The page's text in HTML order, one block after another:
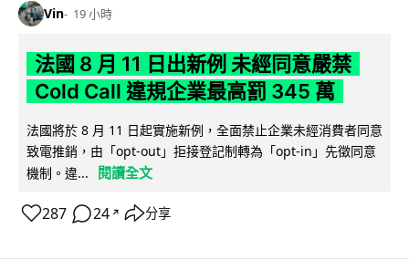
Vin 19 小時
法國 8 月 11 日出新例 未經同意嚴禁
Cold Call 違規企業最高罰 345 萬
法國將於 8 月 11 日起實施新例，全面禁止企業未經消費者同意
致電推銷，由「opt-out」拒接登記制轉為「opt-in」先徵同意
機制。違...
閱讀全文
287 24 ↗ 分享